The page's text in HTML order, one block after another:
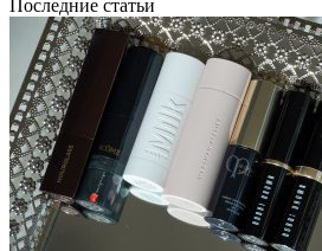
Последние статьи